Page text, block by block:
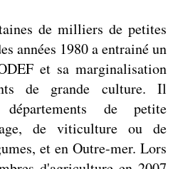
de milliers de petites
années 1980 a entrainé un
et sa marginalisation
de grande culture. Il
de petite
de viticulture ou de
et en Outre-mer. Lors